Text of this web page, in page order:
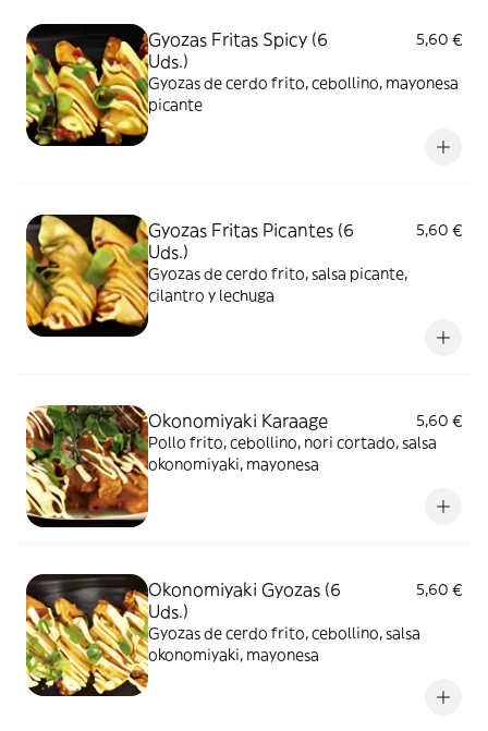
Gyozas Fritas Spicy (6
Uds.)
5,60 €
Gyozas de cerdo frito, cebollino, mayonesa
picante
Gyozas Fritas Picantes (6
Uds.)
5,60 €
Gyozas de cerdo frito, salsa picante,
cilantro y lechuga
Okonomiyaki Karaage
5,60 €
Pollo frito, cebollino, nori cortado, salsa
okonomiyaki, mayonesa
Okonomiyaki Gyozas (6
Uds.)
5,60 €
Gyozas de cerdo frito, cebollino, salsa
okonomiyaki, mayonesa